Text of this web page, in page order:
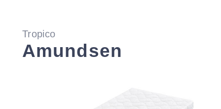
Tropico
Amundsen
Rošty
Pevné rošty
Prikrývky a vankúše